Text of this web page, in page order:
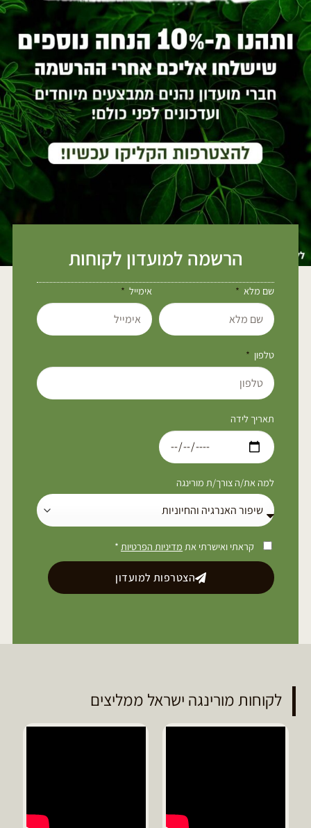
הרשמה למועדון לקוחות
שם מלא אימייל
טלפון
תאריך לידה
למה את/ה צורך/ת מורינגה
קראתי ואישרתי את מדיניות הפרטיות*
הצטרפות למועדון
לקוחות מורינגה ישראל ממליצים